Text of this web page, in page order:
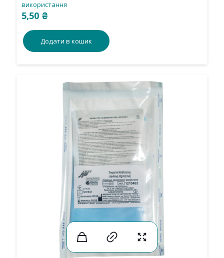
використання
5,50 ₴
Додати в кошик